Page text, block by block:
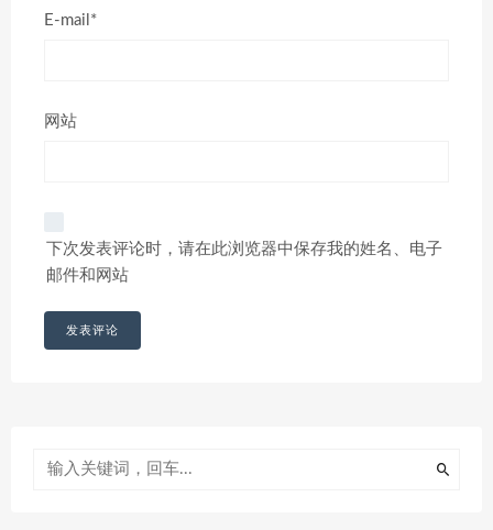
E-mail*
网站
下次发表评论时，请在此浏览器中保存我的姓名、电子
邮件和网站